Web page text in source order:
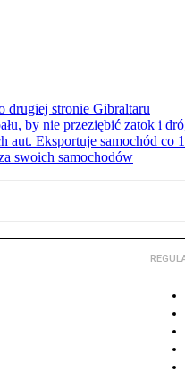
drugiej stronie Gibraltaru
by nie przeziębić zatok i
aut. Eksportuje samochód co
swoich samochodów